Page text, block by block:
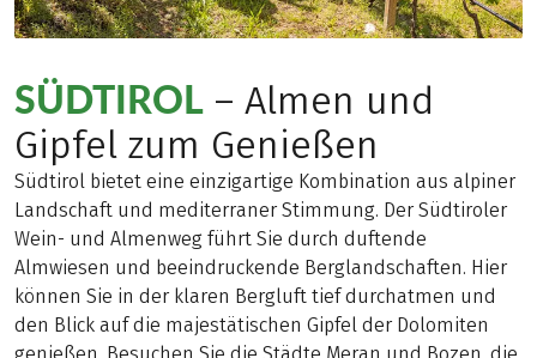
SÜDTIROL – Almen und
Gipfel zum Genießen
Südtirol bietet eine einzigartige Kombination aus alpiner
Landschaft und mediterraner Stimmung. Der Südtiroler
Wein- und Almenweg führt Sie durch duftende
Almwiesen und beeindruckende Berglandschaften. Hier
können Sie in der klaren Bergluft tief durchatmen und
den Blick auf die majestätischen Gipfel der Dolomiten